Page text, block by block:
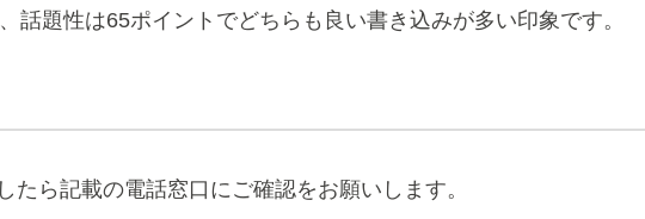
話題性は65ポイントでどちらも良い書き込みが多い印象です。
たら記載の電話窓口にご確認をお願いします。